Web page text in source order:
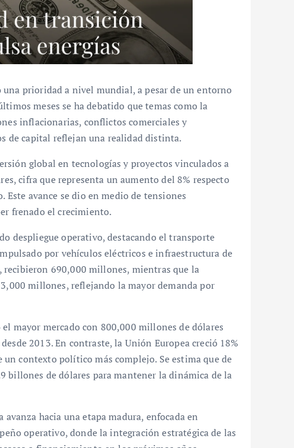
prioridad a nivel mundial, a pesar de un entorno
meses se ha debatido que temas como la
inflacionarias, conflictos comerciales y
de capital reflejan una realidad distinta.
global en tecnologías y proyectos vinculados a
cifra que representa un aumento del 8% respecto
avance se dio en medio de tensiones
frenado el crecimiento.
despliegue operativo, destacando el transporte
por vehículos eléctricos e infraestructura de
recibieron 690,000 millones, mientras que la
millones, reflejando la mayor demanda por
mayor mercado con 800,000 millones de dólares
2013. En contraste, la Unión Europea creció 18%
contexto político más complejo. Se estima que de
billones de dólares para mantener la dinámica de la
hacia una etapa madura, enfocada en
operativo, donde la integración estratégica de las